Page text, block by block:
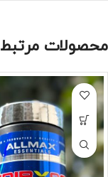
محصولات مرتبط